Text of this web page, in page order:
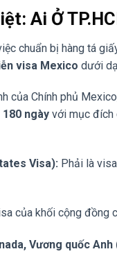
Ai Ở
chuẩn bị hàng tá
visa Mexico dưới
của Chính phủ
ngày với mục đích
Visa): Phải là
của khối cộng đồng
Vương quốc Anh